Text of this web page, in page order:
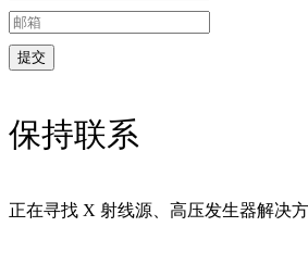
保持联系
正在寻找 X 射线源、高压发生器解决